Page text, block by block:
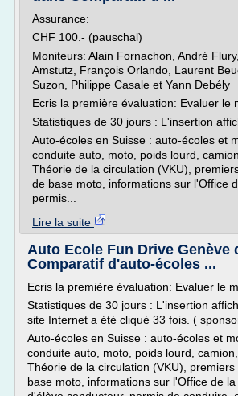
Assurance:
CHF 100.- (pauschal)
Moniteurs: Alain Fornachon, André
Amstutz, François Orlando, Laurent
Suzon, Philippe Casale et Yann Debély
Ecris la première évaluation: Evaluer le
Statistiques de 30 jours : L'insertion
Auto-écoles en Suisse : auto-écoles et
conduite auto, moto, poids lourd,
Théorie de la circulation (VKU),
de base moto, informations sur l'Office
permis...
Lire la suite
Auto Ecole Fun Drive Genève
Comparatif d'auto-écoles ...
Ecris la première évaluation: Evaluer le
Statistiques de 30 jours : L'insertion
site Internet a été cliqué 33 fois. (
Auto-écoles en Suisse : auto-écoles et
conduite auto, moto, poids lourd,
Théorie de la circulation (VKU),
base moto, informations sur l'Office de